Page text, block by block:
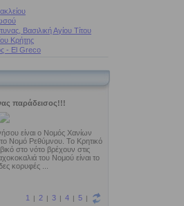
Βασιλική Αγίου Τίτου
Κρήτης
- El Greco